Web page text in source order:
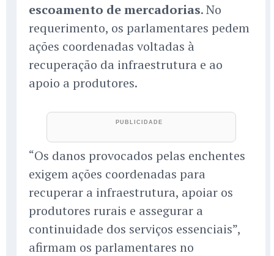
escoamento de mercadorias. No
requerimento, os parlamentares pedem
ações coordenadas voltadas à
recuperação da infraestrutura e ao
apoio a produtores.
“Os danos provocados pelas enchentes
exigem ações coordenadas para
recuperar a infraestrutura, apoiar os
produtores rurais e assegurar a
continuidade dos serviços essenciais”,
afirmam os parlamentares no